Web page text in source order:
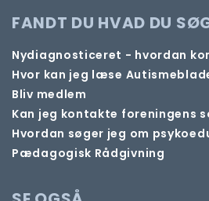
FANDT DU HVAD DU
Nydiagnosticeret - hvordan
Hvor kan jeg læse
Bliv medlem
Kan jeg kontakte foreningens
Hvordan søger jeg om
Pædagogisk Rådgivning